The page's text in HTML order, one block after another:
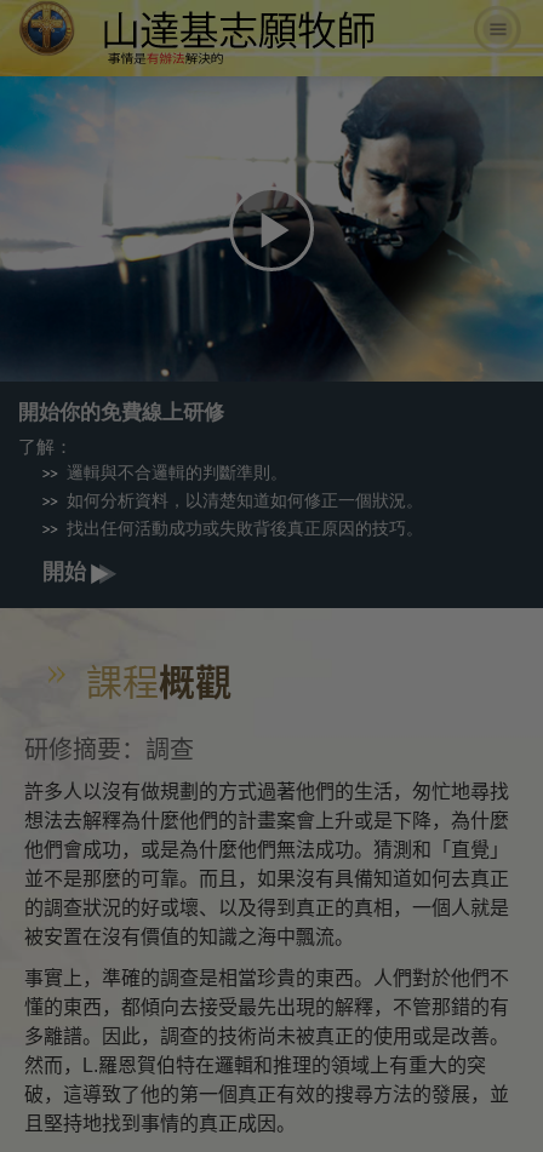
Play
Video
開始你的免費線上研修
了解：
邏輯與不合邏輯的判斷準則。
如何分析資料，以清楚知道如何修正一個狀況。
找出任何活動成功或失敗背後真正原因的技巧。
開始
課程概觀
研修摘要：調查
許多人以沒有做規劃的方式過著他們的生活，匆忙地尋找
想法去解釋為什麼他們的計畫案會上升或是下降，為什麼
他們會成功，或是為什麼他們無法成功。猜測和「直覺」
並不是那麼的可靠。而且，如果沒有具備知道如何去真正
的調查狀況的好或壞、以及得到真正的真相，一個人就是
被安置在沒有價值的知識之海中飄流。
事實上，準確的調查是相當珍貴的東西。人們對於他們不
懂的東西，都傾向去接受最先出現的解釋，不管那錯的有
多離譜。因此，調查的技術尚未被真正的使用或是改善。
然而，L.羅恩賀伯特在邏輯和推理的領域上有重大的突
破，這導致了他的第一個真正有效的搜尋方法的發展，並
且堅持地找到事情的真正成因。